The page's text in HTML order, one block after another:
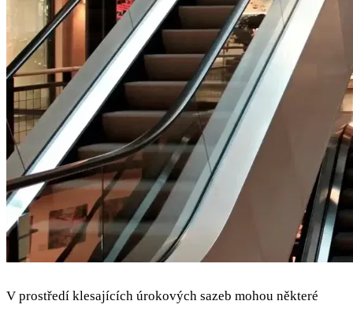
V prostředí klesajících úrokových sazeb mohou některé